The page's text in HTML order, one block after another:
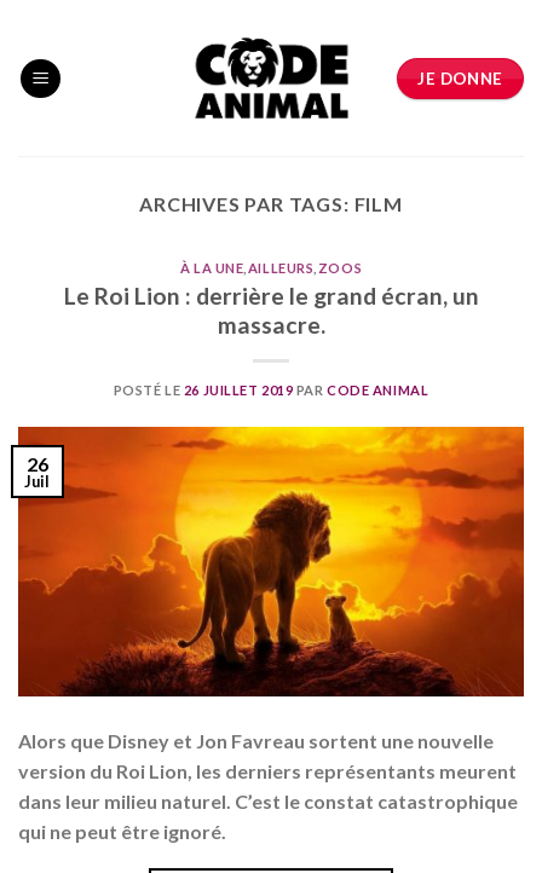
content
JE DONNE
ARCHIVES PAR TAGS: FILM
À LA UNE AILLEURS ZOOS
Le Roi Lion : derrière le grand écran, un
massacre.
POSTÉ LE 26 JUILLET 2019 PARCODE ANIMAL
26
Juil
Alors que Disney et Jon Favreau sortent une nouvelle
version du Roi Lion, les derniers représentants meurent
dans leur milieu naturel. C’est le constat catastrophique
qui ne peut être ignoré.